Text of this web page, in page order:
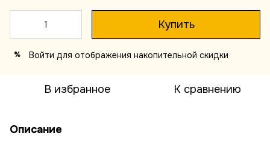
Купить
% Войти для отображения накопительной скидки
В избранное К сравнению
Описание